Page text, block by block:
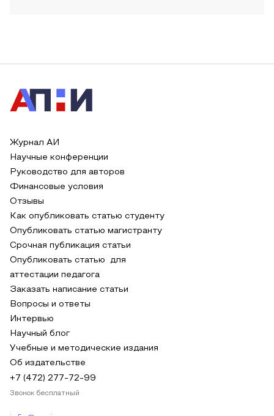
Журнал АИ
Научные конференции
Руководство для авторов
Финансовые условия
Отзывы
Как опубликовать статью студенту
Опубликовать статью магистранту
Срочная публикация статьи
Опубликовать статью для
аттестации педагога
Заказать написание статьи
Вопросы и ответы
Интервью
Научный блог
Учебные и методические издания
Об издательстве
+7 (472) 277-72-99
Звонок бесплатный